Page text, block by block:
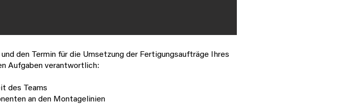
den Termin für die Umsetzung der Fertigungsaufträge Ihres
Aufgaben verantwortlich:
des Teams
an den Montagelinien